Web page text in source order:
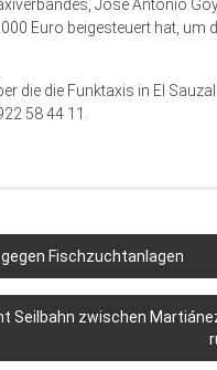
José Antonio
Euro beigesteuert hat, um
die die Funktaxis in El
58 44 11.
Fischzuchtanlagen
Seilbahn zwischen